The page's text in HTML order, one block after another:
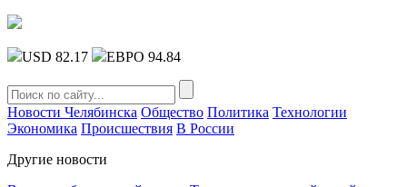
USD 82.17 ЕВРО 94.84
Новости Челябинска Общество Политика Технологии
Экономика Происшествия В России
Другие новости